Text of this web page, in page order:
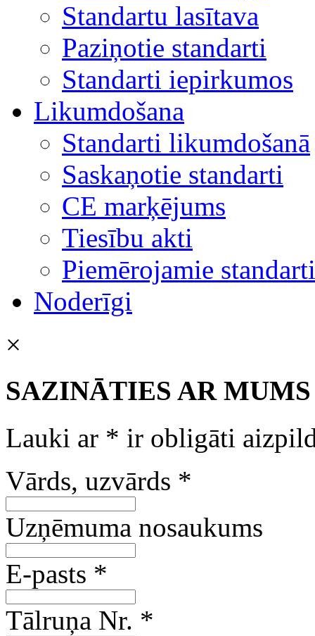
Standartu lasītava
Paziņotie standarti
Standarti iepirkumos
Likumdošana
Standarti likumdošanā
Saskaņotie standarti
CE marķējums
Tiesību akti
Piemērojamie standarti
Noderīgi
×
SAZINĀTIES AR MUMS
Lauki ar * ir obligāti
Vārds, uzvārds *
Uzņēmuma nosaukums
E-pasts *
Tālruņa Nr. *